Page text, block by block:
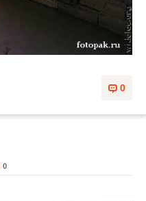
0
0